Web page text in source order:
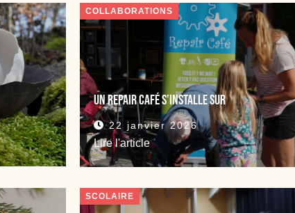
COLLABORATIONS
Un repair café s’installe sur
22 janvier 2026
Lire l'article
SCOLAIRE